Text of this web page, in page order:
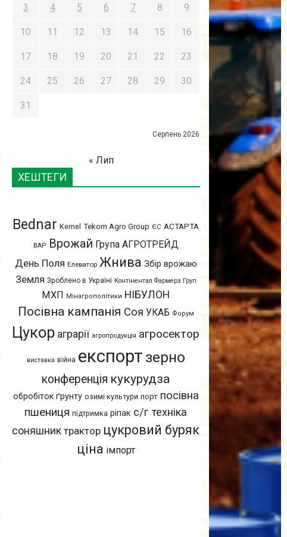
Серпень 2026
3 4 5 6 7 8 9
10 11 12 13 14 15 16
17 18 19 20 21 22 23
24 25 26 27 28 29 30
31
« Лип
ХЕШТЕГИ
Bednar Kernel Tekom Agro Group ЄС АСТАРТА
ВАР Врожай Група АГРОТРЕЙД
День Поля Елеватор Жнива Збір врожаю
Земля Зроблено в Україні Контінентал Фармерз Груп
МХП Мінагрополітики НІБУЛОН
Посівна кампанія Соя УКАБ Форум
Цукор аграрії агропродукція агросектор
виставка війна експорт зерно
конференція кукурудза
обробіток ґрунту озимі культури порт посівна
пшениця підтримка ріпак с/г техніка
соняшник трактор цукровий буряк
ціна імпорт